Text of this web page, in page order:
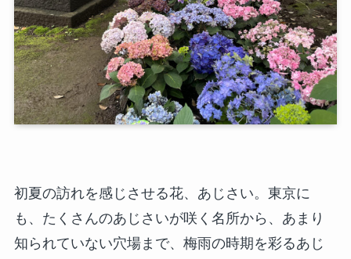
初夏の訪れを感じさせる花、あじさい。東京に
も、たくさんのあじさいが咲く名所から、あまり
知られていない穴場まで、梅雨の時期を彩るあじ